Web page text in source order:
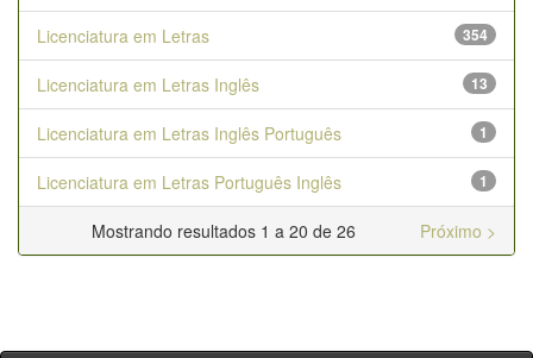
Licenciatura em Letras 354
Licenciatura em Letras Inglês 13
Licenciatura em Letras Inglês Português 1
Licenciatura em Letras Português Inglês 1
Mostrando resultados 1 a 20 de 26 Próximo >